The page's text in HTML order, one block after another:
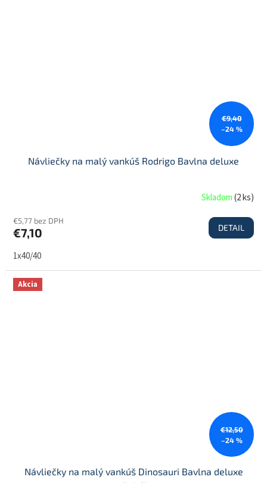
€9,40
–24 %
Návliečky na malý vankúš Rodrigo Bavlna deluxe
Skladom(2 ks)
€5,77 bez DPH
€7,10 DETAIL
1x40/40
Akcia
€12,50
–24 %
Návliečky na malý vankúš Dinosauri Bavlna deluxe